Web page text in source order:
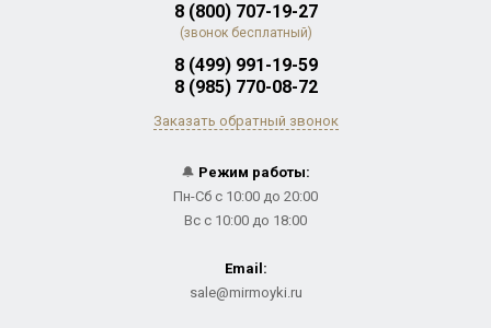
8 (800) 707-19-27
(звонок бесплатный)
8 (499) 991-19-59
8 (985) 770-08-72
Заказать обратный звонок
🔔 Режим работы:
Пн-Сб с 10:00 до 20:00
Вс с 10:00 до 18:00
Email:
sale@mirmoyki.ru